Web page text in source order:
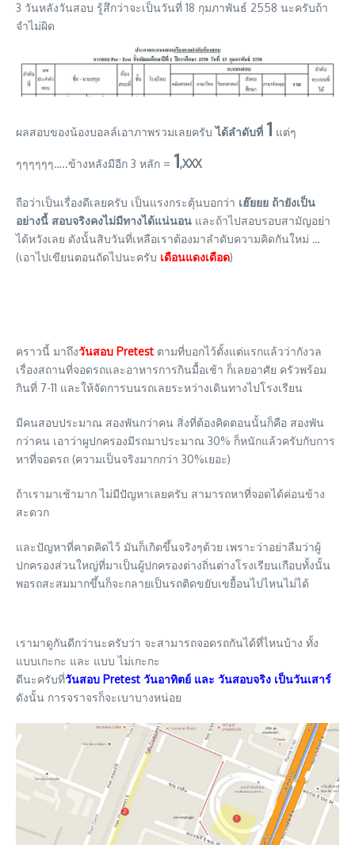
3 วันหลังวันสอบ รู้สึกว่าจะเป็นวันที่ 18 กุมภาพันธ์ 2558 นะครับถ้า
จำไม่ผิด
ผลสอบของน้องบอลล์เอาภาพรวมเลยครับได้ลำดับที่ 1 แต่ๆ
ๆๆๆๆๆๆ…..ข้างหลังมีอีก 3 หลัก = 1,XXX
ถือว่าเป็นเรื่องดีเลยครับ เป็นแรงกระตุ้นบอกว่า เฮ๊ยยย ถ้ายังเป็น
อย่างนี้ สอบจริงคงไม่มีทางได้แน่นอน และถ้าไปสอบรอบสามัญอย่า
ได้หวังเลย ดังนั้นสิบวันที่เหลือเราต้องมาลำดับความคิดกันใหม่ …
(เอาไปเขียนตอนถัดไปนะครับ เดือนแดงเดือด)
คราวนี้ มาถึงวันสอบ Pretest ตามที่บอกไว้ตั้งแต่แรกแล้วว่ากังวล
เรื่องสถานที่จอดรถและอาหารการกินมื้อเช้า ก็เลยอาศัย ครัวพร้อม
กินที่ 7-11 และให้จัดการบนรถเลยระหว่างเดินทางไปโรงเรียน
มีคนสอบประมาณ สองพันกว่าคน สิ่งที่ต้องคิดตอนนั้นก็คือ สองพัน
กว่าคน เอาว่าผูปกครองมีรถมาประมาณ 30% ก็หนักแล้วครับกับการ
หาที่จอดรถ (ความเป็นจริงมากกว่า 30%เยอะ)
ถ้าเรามาเช้ามาก ไม่มีปัญหาเลยครับ สามารถหาที่จอดได้ค่อนข้าง
สะดวก
และปัญหาที่คาดคิดไว้ มันก็เกิดขึ้นจริงๆด้วย เพราะว่าอย่าลืมว่าผู้
ปกครองส่วนใหญ่ที่มาเป็นผู้ปกครองต่างถิ่นต่างโรงเรียนเกือบทั้งนั้น
พอรถสะสมมากขึ้นก็จะกลายเป็นรถติดขยับเขยื้อนไปไหนไม่ได้
เรามาดูกันดีกว่านะครับว่า จะสามารถจอดรถกันได้ที่ไหนบ้าง ทั้ง
แบบเกะกะ และ แบบ ไม่เกะกะ
ดีนะครับที่วันสอบ Pretest วันอาทิตย์ และ วันสอบจริง เป็นวันเสาร์
ดังนั้น การจราจรก็จะเบาบางหน่อย